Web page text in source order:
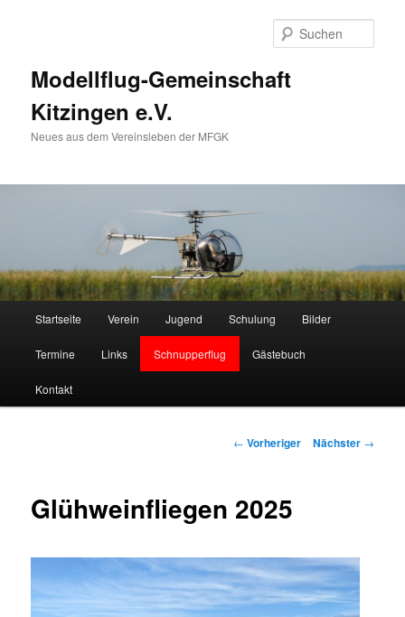
Modellflug-Gemeinschaft
Kitzingen e.V.
Neues aus dem Vereinsleben der MFGK
Startseite Verein Jugend Schulung Bilder
Termine Links Schnupperflug Gästebuch
Kontakt
Beitragsnavigation
← Vorheriger Nächster →
Glühweinfliegen 2025